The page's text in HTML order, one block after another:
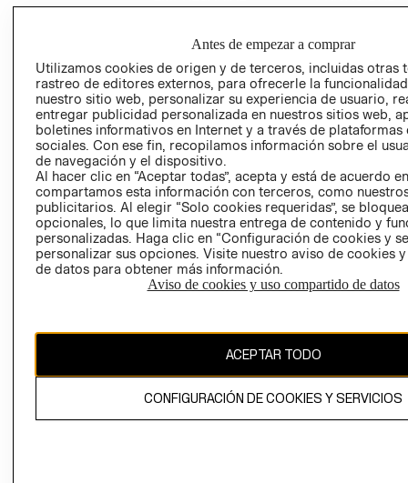
AVISO DE
COOKIES
LIBRO DE
Ecuador ($)
CAMBIAR REGIÓN
El contenido de esta página web está protegido por copyright y es
propiedad de H&M Hennes & Mauritz AB.
Antes de empezar a comprar
Utilizamos cookies de origen y de terceros, incluidas otras
rastreo de editores externos, para ofrecerle la
nuestro sitio web, personalizar su experiencia de usuario,
entregar publicidad personalizada en nuestros sitios web,
boletines informativos en Internet y a través de plataformas
sociales. Con ese fin, recopilamos información sobre el
de navegación y el dispositivo.
Al hacer clic en “Aceptar todas”, acepta y está de acuerdo
compartamos esta información con terceros, como
publicitarios. Al elegir “Solo cookies requeridas”, se
opcionales, lo que limita nuestra entrega de contenido y
personalizadas. Haga clic en “Configuración de cookies y
personalizar sus opciones. Visite nuestro aviso de cookies
de datos para obtener más información.
Aviso de cookies y uso compartido de datos
ACEPTAR TODO
CONFIGURACIÓN DE COOKIES Y SERVICIOS